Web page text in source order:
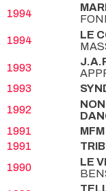
1994
1994
LE
1993
1993
1992
1991
MFM
1991
1990
LE